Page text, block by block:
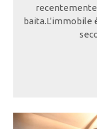
baita.L'immobile